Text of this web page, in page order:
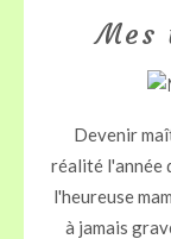
Mes
Devenir
réalité l'année
l'heureuse
à jamais